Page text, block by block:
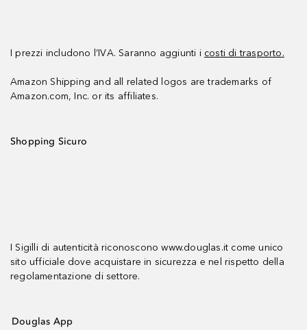
I prezzi includono l’IVA. Saranno aggiunti i costi di trasporto.
Amazon Shipping and all related logos are trademarks of
Amazon.com, Inc. or its affiliates.
Shopping Sicuro
I Sigilli di autenticità riconoscono www.douglas.it come unico
sito ufficiale dove acquistare in sicurezza e nel rispetto della
regolamentazione di settore.
Douglas App